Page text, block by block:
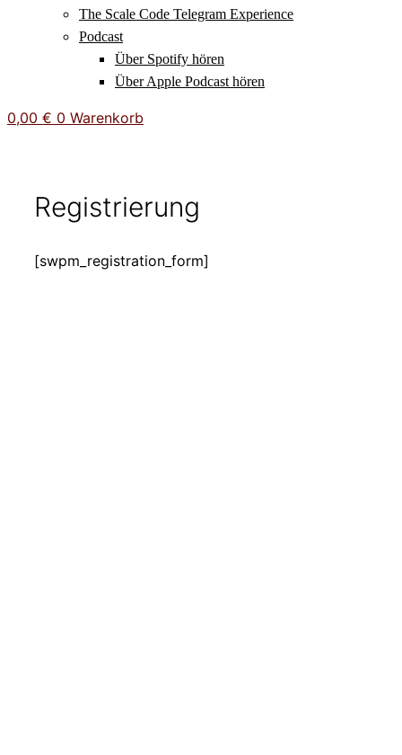
The Scale Code Telegram Experience
Podcast
Über Spotify hören
Über Apple Podcast hören
0,00 € 0 Warenkorb
Registrierung
[swpm_registration_form]